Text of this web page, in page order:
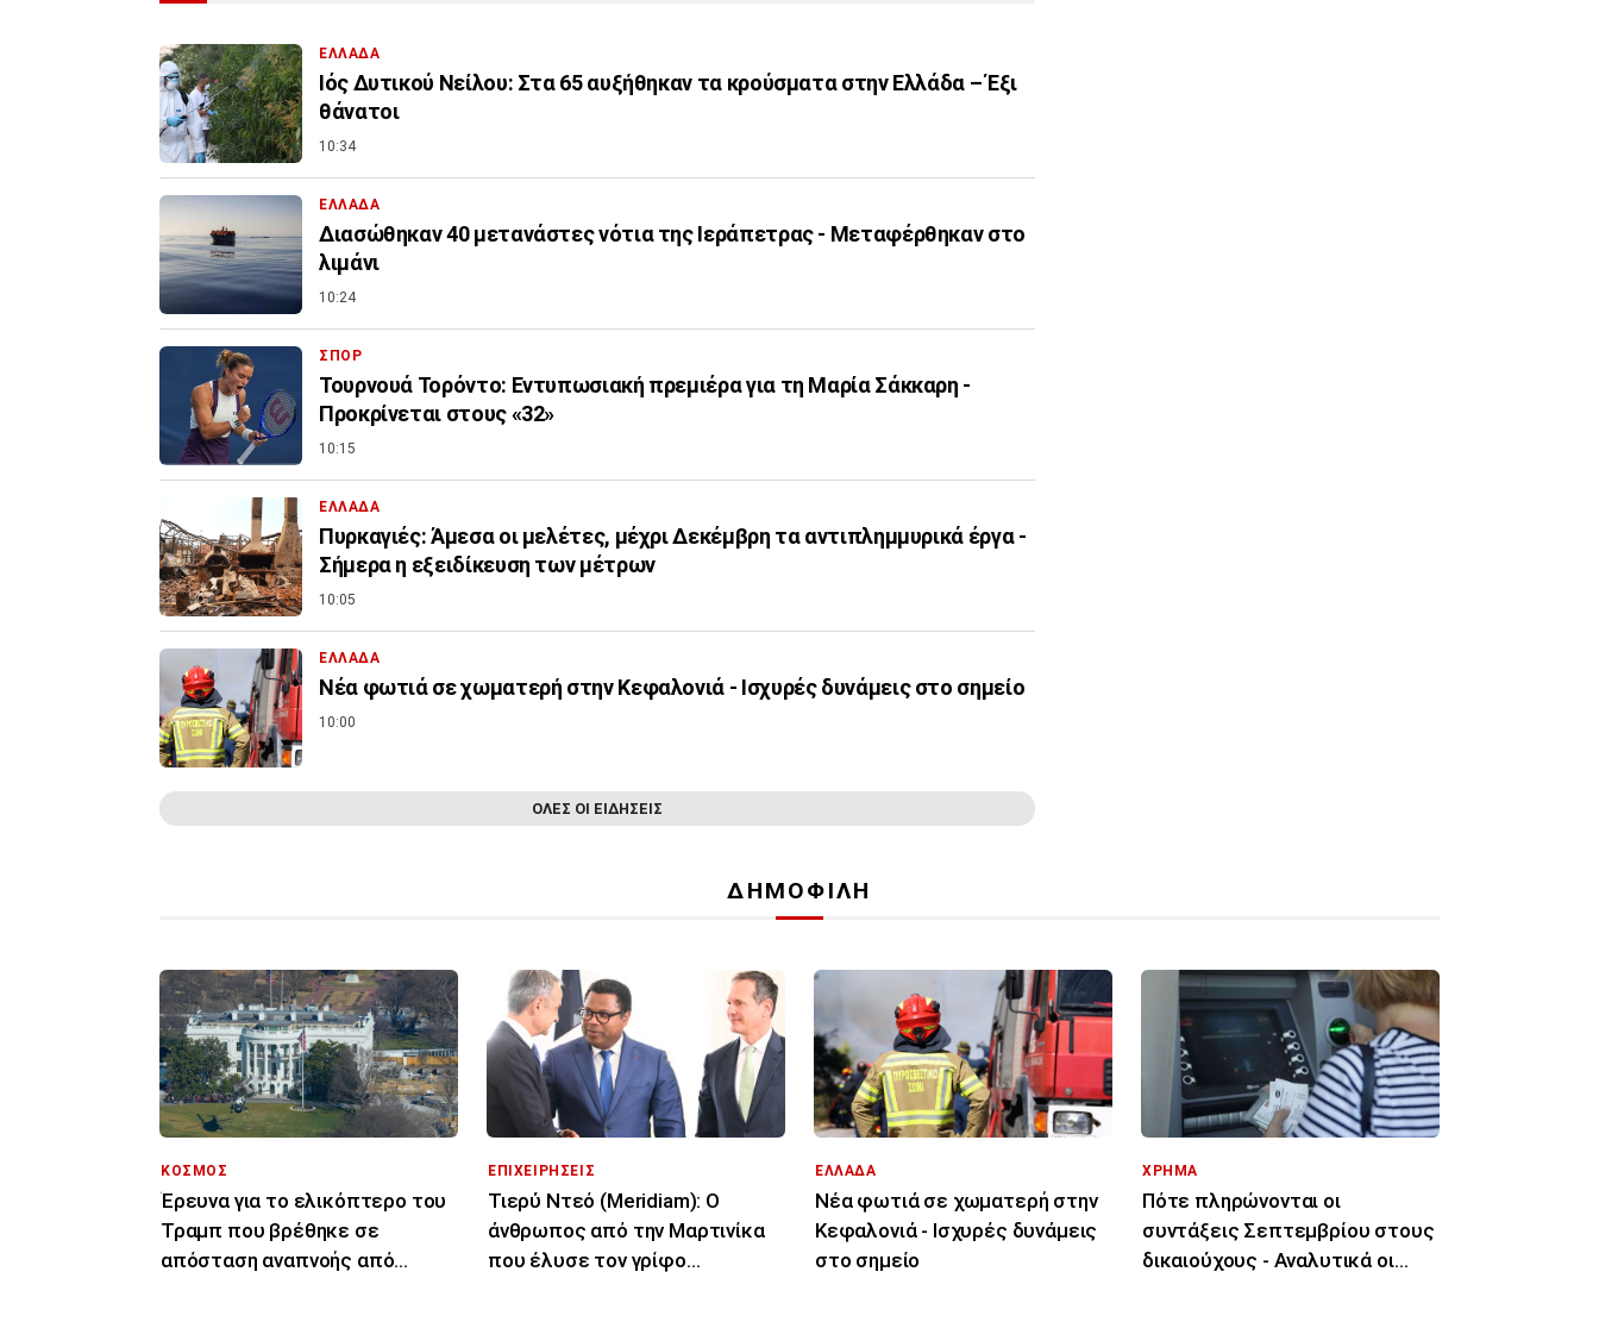
ΕΛΛΑΔΑ
Ιός Δυτικού Νείλου: Στα 65 αυξήθηκαν τα κρούσματα στην Ελλάδα – Έξι
θάνατοι
10:34
ΕΛΛΑΔΑ
Διασώθηκαν 40 μετανάστες νότια της Ιεράπετρας - Μεταφέρθηκαν στο
λιμάνι
10:24
ΣΠΟΡ
Τουρνουά Τορόντο: Εντυπωσιακή πρεμιέρα για τη Μαρία Σάκκαρη -
Προκρίνεται στους «32»
10:15
ΕΛΛΑΔΑ
Πυρκαγιές: Άμεσα οι μελέτες, μέχρι Δεκέμβρη τα αντιπλημμυρικά έργα -
Σήμερα η εξειδίκευση των μέτρων
10:05
ΕΛΛΑΔΑ
Νέα φωτιά σε χωματερή στην Κεφαλονιά - Ισχυρές δυνάμεις στο σημείο
10:00
ΟΛΕΣ ΟΙ ΕΙΔΗΣΕΙΣ
ΔΗΜΟΦΙΛΗ
ΚΟΣΜΟΣ
Έρευνα για το ελικόπτερο του
Τραμπ που βρέθηκε σε
απόσταση αναπνοής από
ΕΠΙΧΕΙΡΗΣΕΙΣ
Τιερύ Ντεό (Meridiam): Ο
άνθρωπος από την Μαρτινίκα
που έλυσε τον γρίφο
ΕΛΛΑΔΑ
Νέα φωτιά σε χωματερή στην
Κεφαλονιά - Ισχυρές δυνάμεις
στο σημείο
ΧΡΗΜΑ
Πότε πληρώνονται οι
συντάξεις Σεπτεμβρίου στους
δικαιούχους - Αναλυτικά οι